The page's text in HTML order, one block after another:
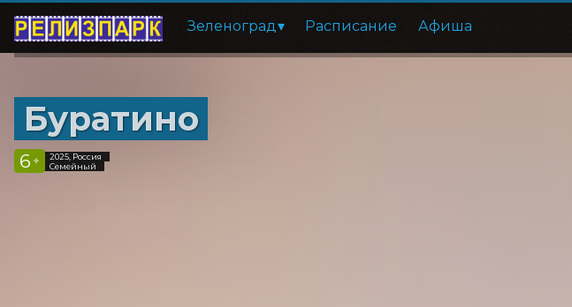
Зеленоград Расписание Афиша
Буратино
6 +
2025, Россия
Семейный